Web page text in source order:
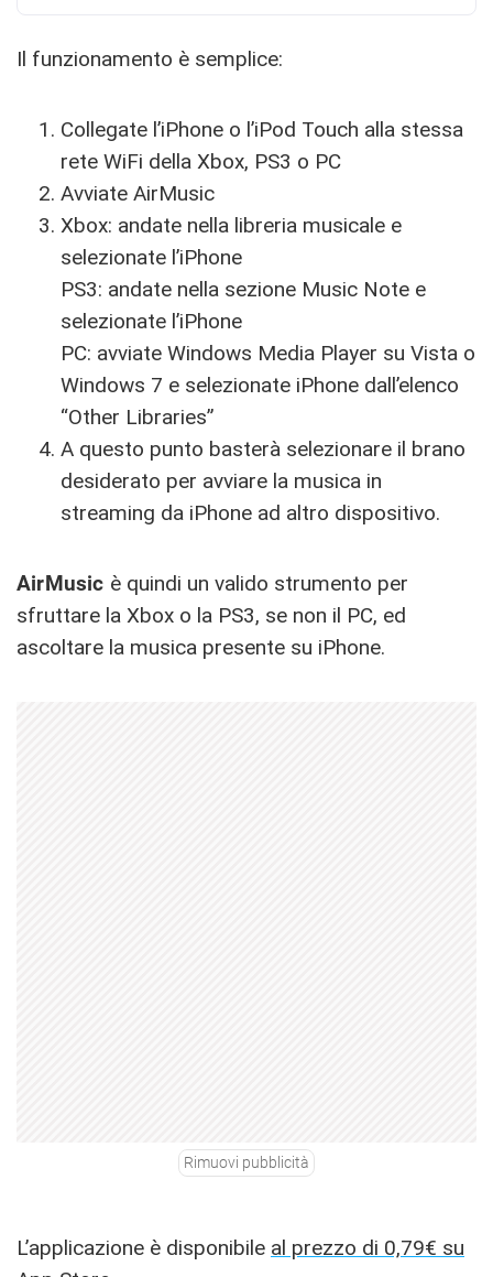
Il funzionamento è semplice:
Collegate l’iPhone o l’iPod Touch alla stessa
rete WiFi della Xbox, PS3 o PC
Avviate AirMusic
Xbox: andate nella libreria musicale e
selezionate l’iPhone
PS3: andate nella sezione Music Note e
selezionate l’iPhone
PC: avviate Windows Media Player su Vista o
Windows 7 e selezionate iPhone dall’elenco
“Other Libraries”
A questo punto basterà selezionare il brano
desiderato per avviare la musica in
streaming da iPhone ad altro dispositivo.
AirMusic è quindi un valido strumento per
sfruttare la Xbox o la PS3, se non il PC, ed
ascoltare la musica presente su iPhone.
Rimuovi pubblicità
L’applicazione è disponibile al prezzo di 0,79€ su